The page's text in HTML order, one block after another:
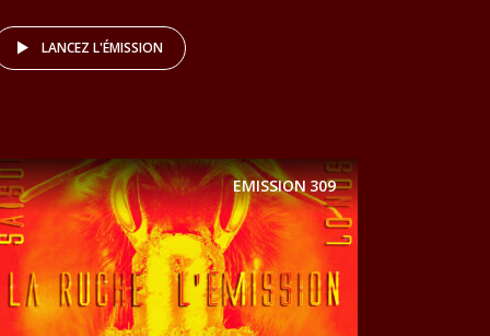
LANCEZ L'ÉMISSION
EMISSION309